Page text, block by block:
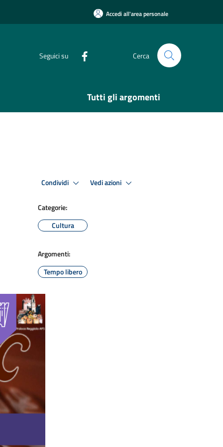
Accedi all'area personale
Seguici su Cerca
Tutti gli argomenti
Condividi Vedi azioni
Categorie:
Cultura
Argomenti:
Tempo libero